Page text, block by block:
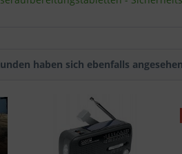
haben sich ebenfalls angesehen